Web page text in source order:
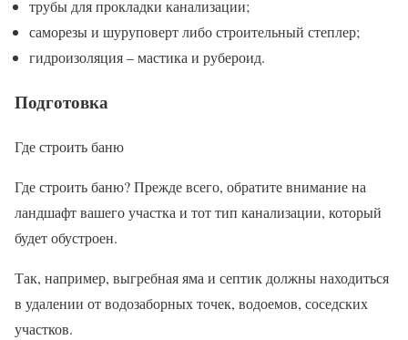
трубы для прокладки канализации;
саморезы и шуруповерт либо строительный степлер;
гидроизоляция – мастика и рубероид.
Подготовка
Где строить баню
Где строить баню? Прежде всего, обратите внимание на
ландшафт вашего участка и тот тип канализации, который
будет обустроен.
Так, например, выгребная яма и септик должны находиться
в удалении от водозаборных точек, водоемов, соседских
участков.